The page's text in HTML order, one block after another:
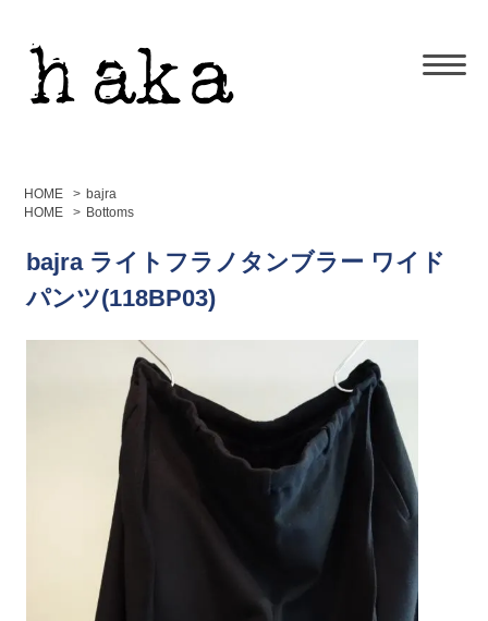
HOME > bajra
HOME
> Bottoms
bajra ライトフラノタンブラー ワイド
パンツ(118BP03)